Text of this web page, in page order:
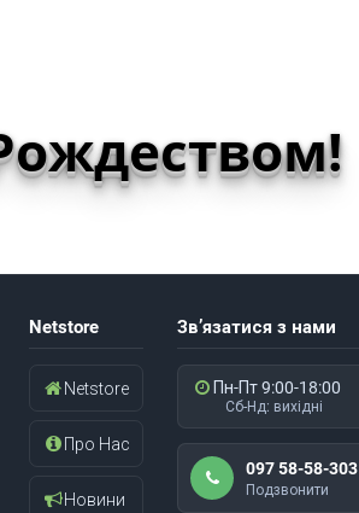
Netstore
Netstore
Про Нас
Новини
Зв’язатися з нами
Пн-Пт 9:00-18:00
Сб-Нд: вихідні
097 58-58-303
Подзвонити